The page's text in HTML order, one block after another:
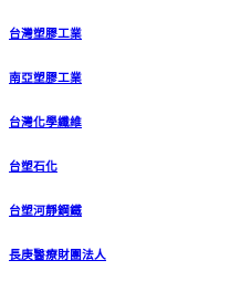
台灣塑膠工業
南亞塑膠工業
台灣化學纖維
台塑石化
台塑河靜鋼鐵
長庚醫療財團法人